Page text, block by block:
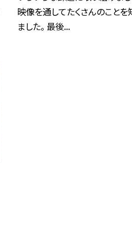
映像を通してたくさんのことを
ました。 最後...